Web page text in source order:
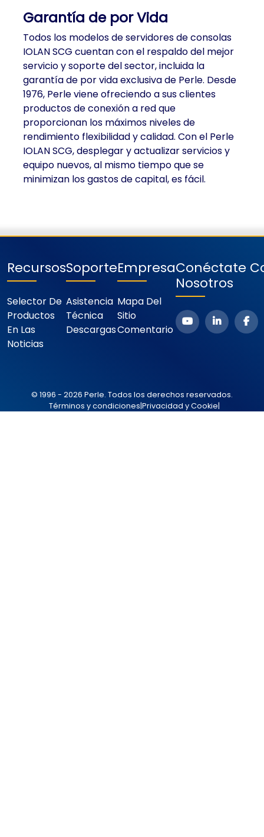
Garantía de por Vida
Todos los modelos de servidores de consolas
IOLAN SCG cuentan con el respaldo del mejor
servicio y soporte del sector, incluida la
garantía de por vida exclusiva de Perle. Desde
1976, Perle viene ofreciendo a sus clientes
productos de conexión a red que
proporcionan los máximos niveles de
rendimiento flexibilidad y calidad. Con el Perle
IOLAN SCG, desplegar y actualizar servicios y
equipo nuevos, al mismo tiempo que se
minimizan los gastos de capital, es fácil.
Recursos
Selector De
Productos
En Las
Noticias
Soporte
Asistencia
Técnica
Descargas
Empresa
Mapa Del
Sitio
Comentario
Conéctate
Nosotros
© 1996 - 2026 Perle. Todos los derechos reservados.
Términos y condiciones|Privacidad y Cookie|